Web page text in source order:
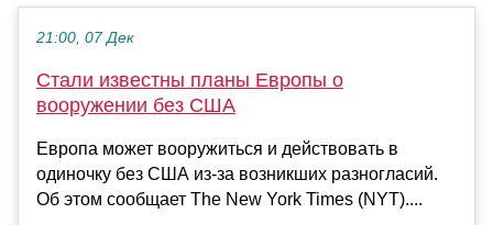
21:00, 07 Дек
Стали известны планы Европы о
вооружении без США
Европа может вооружиться и действовать в
одиночку без США из-за возникших разногласий.
Об этом сообщает The New York Times (NYT)....